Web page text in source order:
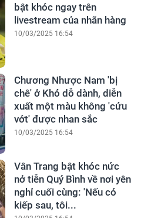
bật khóc ngay trên
livestream của nhãn hàng
10/03/2025 16:54
Chương Nhược Nam 'bị
chê' ở Khó dỗ dành, diễn
xuất một màu không 'cứu
vớt' được nhan sắc
10/03/2025 16:54
Vân Trang bật khóc nức
nở tiễn Quý Bình về nơi yên
nghỉ cuối cùng: 'Nếu có
kiếp sau, tôi...